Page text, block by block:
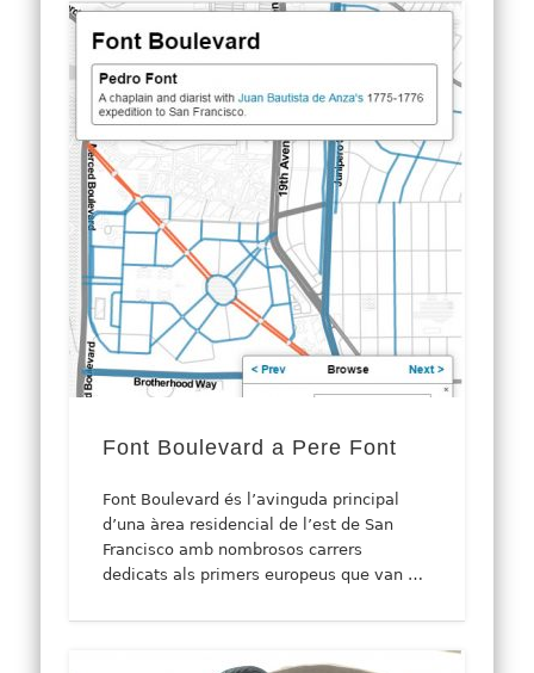
Font Boulevard a Pere Font
Font Boulevard és l’avinguda principal
d’una àrea residencial de l’est de San
Francisco amb nombrosos carrers
dedicats als primers europeus que van …